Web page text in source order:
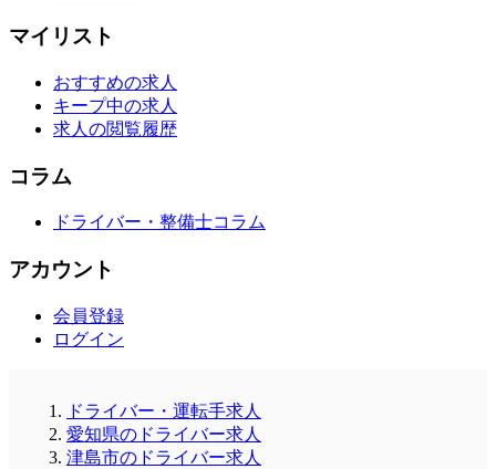
マイリスト
おすすめの求人
キープ中の求人
求人の閲覧履歴
コラム
ドライバー・整備士コラム
アカウント
会員登録
ログイン
ドライバー・運転手求人
愛知県のドライバー求人
津島市のドライバー求人